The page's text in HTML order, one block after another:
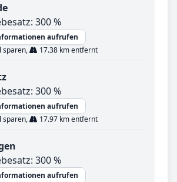
300 %
aufrufen
sparen,
17.38 km entfernt
300 %
aufrufen
sparen,
17.97 km entfernt
300 %
aufrufen